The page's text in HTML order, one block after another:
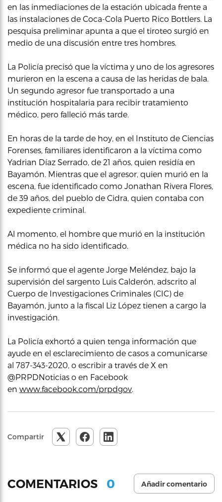
en las inmediaciones de la estación ubicada frente a
las instalaciones de Coca-Cola Puerto Rico Bottlers. La
pesquisa preliminar apunta a que el tiroteo surgió en
medio de una discusión entre tres hombres.
La Policía precisó que la víctima y uno de los agresores
murieron en la escena a causa de las heridas de bala.
Un segundo agresor fue transportado a una
institución hospitalaria para recibir tratamiento
médico, pero falleció más tarde.
En horas de la tarde de hoy, en el Instituto de Ciencias
Forenses, familiares identificaron a la víctima como
Yadrian Díaz Serrado, de 21 años, quien residía en
Bayamón. Mientras que el agresor, quien murió en la
escena, fue identificado como Jonathan Rivera Flores,
de 39 años, del pueblo de Cidra, quien contaba con
expediente criminal.
Al momento, el hombre que murió en la institución
médica no ha sido identificado.
Se informó que el agente Jorge Meléndez, bajo la
supervisión del sargento Luis Calderón, adscrito al
Cuerpo de Investigaciones Criminales (CIC) de
Bayamón, junto a la fiscal Liz López tienen a cargo la
investigación.
La Policía exhortó a quien tenga información que
ayude en el esclarecimiento de casos a comunicarse
al 787-343-2020, o escribir a través de X en
@PRPDNoticias o en Facebook
en www.facebook.com/prpdgov.
Compartir
COMENTARIOS 0 Añadir comentario